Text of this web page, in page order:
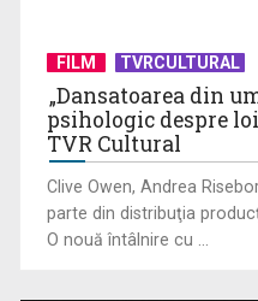
dintre cele mai ...
FILM TVRCULTURAL
„Dansatoarea din
psihologic despre
TVR Cultural
Clive Owen, Andrea
parte din distribuţia
O nouă întâlnire cu ...